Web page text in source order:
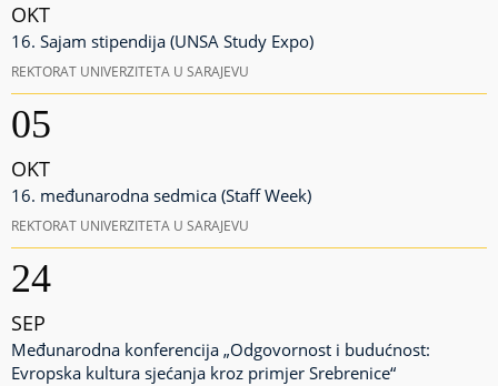
OKT
16. Sajam stipendija (UNSA Study Expo)
REKTORAT UNIVERZITETA U SARAJEVU
05
OKT
16. međunarodna sedmica (Staff Week)
REKTORAT UNIVERZITETA U SARAJEVU
24
SEP
Međunarodna konferencija „Odgovornost i budućnost:
Evropska kultura sjećanja kroz primjer Srebrenice“